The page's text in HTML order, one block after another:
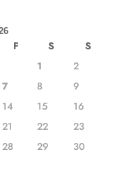
F S
S
1
2
7 8
9
14 15
16
21 22
23
28 29
30